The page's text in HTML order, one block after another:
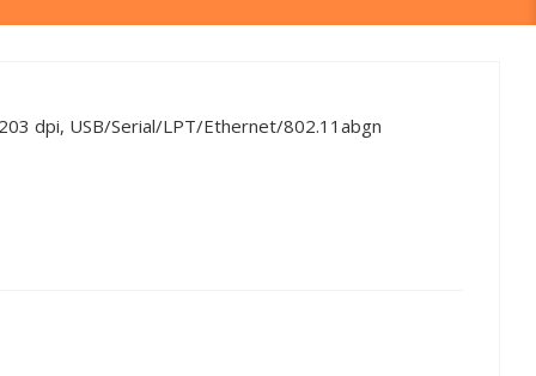
dpi, USB/Serial/LPT/Ethernet/802.11abgn